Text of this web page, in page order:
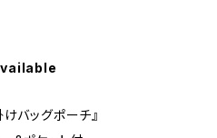
バッグポーチ』